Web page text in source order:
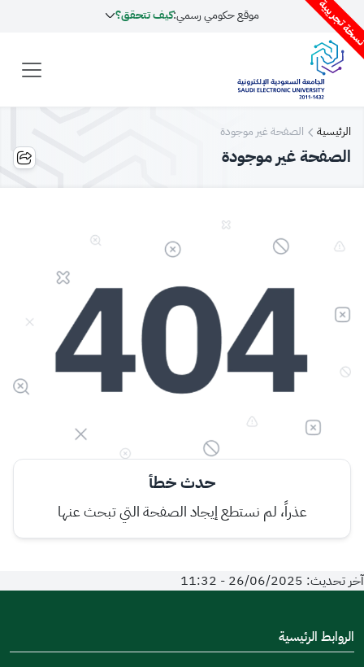
تجريبية موقع حكومي رسمي:كيف تتحقق؟
الرئيسية الصفحة غير موجودة
الصفحة غير موجودة
حدث خطأ
عذراً، لم نستطع إيجاد الصفحة التي تبحث عنها
آخر تحديث: 26/06/2025 - 11:32
الروابط الرئيسية